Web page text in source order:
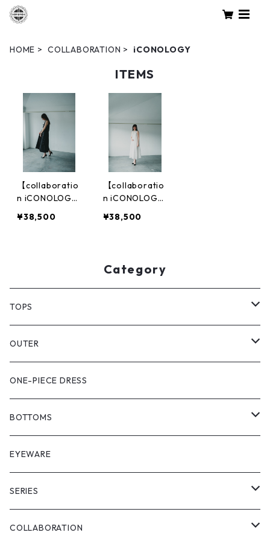
HOME COLLABORATION iCONOLOGY
ITEMS
【collaboratio
n iCONOLOG
ESS feat. china
¥38,500
【collaboratio
n iCONOLOG
ESS feat. china
¥38,500
Category
TOPS
PULL OVER
SHIRT
VEST
OUTER
VEST
JACKET
COAT
PULL OVER
ONE-PIECE DRESS
BOTTOMS
SHORT LENGS
FULL LENGS
SKIRT
EYEWARE
SERIES
"matoi"
COLLABORATION